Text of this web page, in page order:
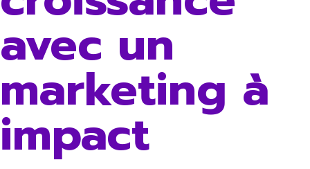
avec un
marketing à
impact